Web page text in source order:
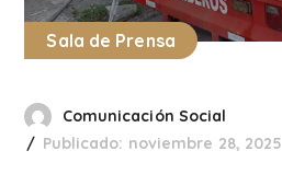
Sala de Prensa
Comunicación Social
Publicado: noviembre 28, 2025